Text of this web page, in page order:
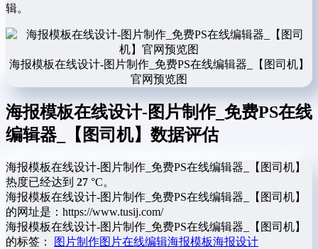
辑。
海报模板在线设计-图片制作_免费PS在线编辑器_【图司机】
官网预览图
海报模板在线设计-图片制作_免费PS在线
编辑器_【图司机】数据评估
海报模板在线设计-图片制作_免费PS在线编辑器_【图司机】
热度已经达到 27 °C。
海报模板在线设计-图片制作_免费PS在线编辑器_【图司机】
的网址是：https://www.tusij.com/
海报模板在线设计-图片制作_免费PS在线编辑器_【图司机】
的标签：
图片制作图片在线编辑海报模板海报设计